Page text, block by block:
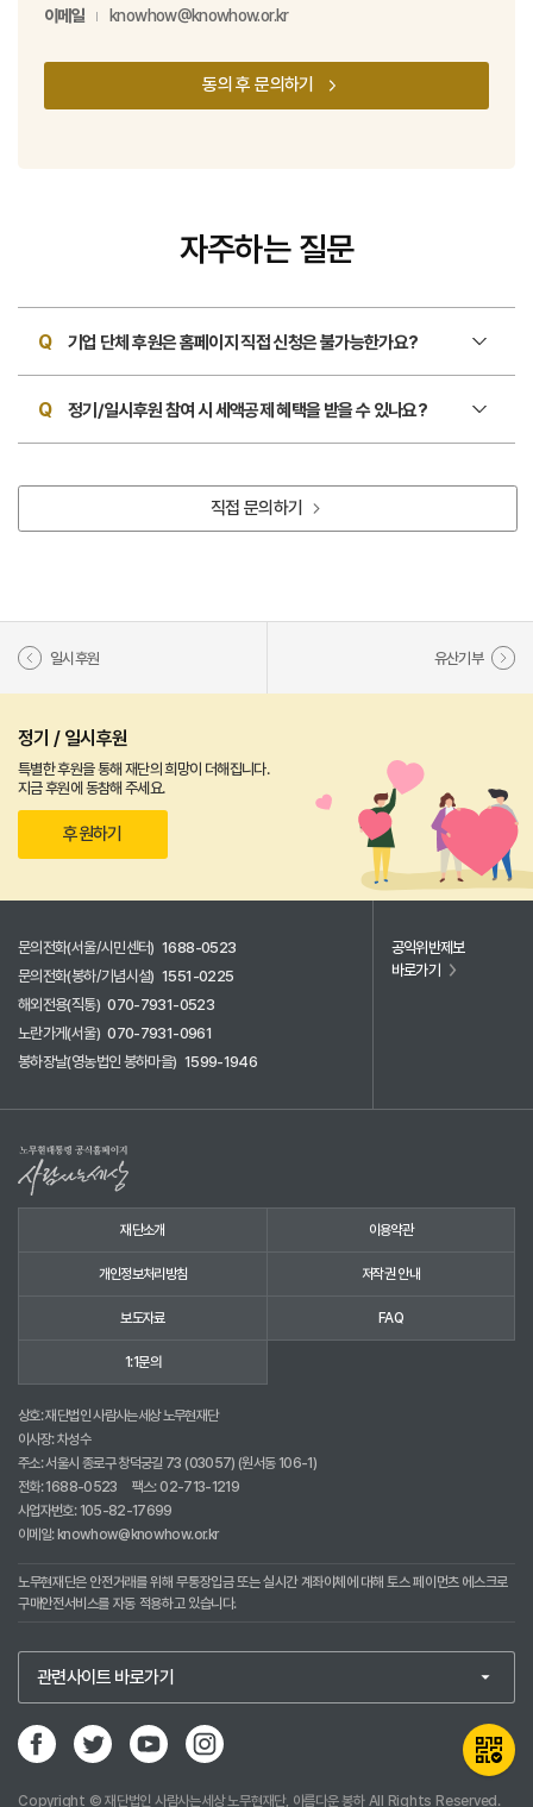
이메일
knowhow@knowhow.or.kr
동의 후 문의하기
자주하는 질문
기업 단체 후원은 홈페이지 직접 신청은 불가능한가요?
정기/일시후원 참여 시 세액공제 혜택을 받을 수 있나요?
직접 문의하기
일시후원 유산기부
정기 / 일시후원
특별한 후원을 통해 재단의 희망이 더해집니다.
지금 후원에 동참해 주세요.
후원하기
문의전화(서울/시민센터) 1688-0523
문의전화(봉하/기념시설) 1551-0225
해외전용(직통) 070-7931-0523
노란가게(서울) 070-7931-0961
봉하장날(영농법인 봉하마을) 1599-1946
공익위반제보
바로가기
재단소개 이용약관
개인정보처리방침 저작권 안내
보도자료 FAQ
1:1문의
상호: 재단법인 사람사는세상 노무현재단
이사장: 차성수
주소: 서울시 종로구 창덕궁길 73 (03057) (원서동 106-1)
전화:1688-0523
팩스: 02-713-1219
사업자번호: 105-82-17699
이메일:knowhow@knowhow.or.kr
노무현재단은 안전거래를 위해 무통장입금 또는 실시간 계좌이체에 대해 토스 페이먼츠 에스크로
구매안전서비스를 자동 적용하고 있습니다.
Copyright © 재단법인 사람사는세상 노무현재단, 아름다운 봉하 All Rights Reserved.